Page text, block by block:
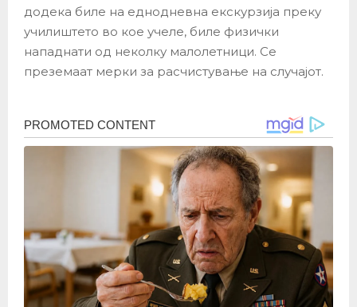
додека биле на еднодневна екскурзија преку
училиштето во кое учеле, биле физички
нападнати од неколку малолетници. Се
преземаат мерки за расчистување на случајот.